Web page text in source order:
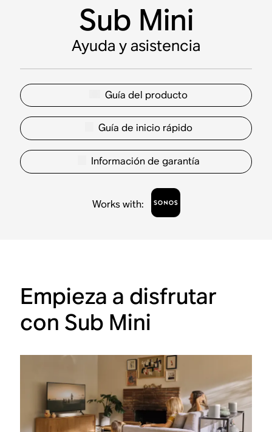
Sub Mini
Ayuda y asistencia
Guía del producto
Guía de inicio rápido
Información de garantía
Works with:
Empieza a disfrutar
con Sub Mini